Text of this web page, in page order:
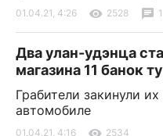
01.04.21, 4:26 2528 1
Два улан-удэнца
магазина 11 банок
Грабители закинули
автомобиле
01.04.21, 4:16 2534